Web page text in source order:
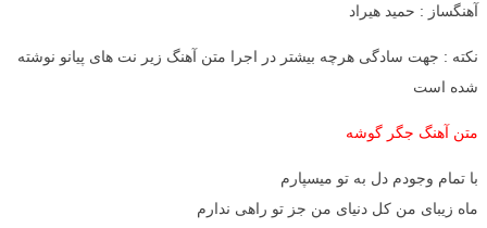
آهنگساز : حمید هیراد
نکته : جهت سادگی هرچه بیشتر در اجرا متن آهنگ زیر نت های پیانو نوشته
شده است
متن آهنگ جگر گوشه
با تمام وجودم دل به تو میسپارم
ماه زیبای من کل دنیای من جز تو راهی ندارم